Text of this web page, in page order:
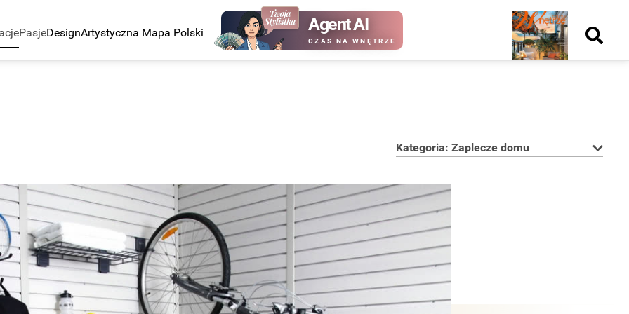
PasjeDesignArtystyczna Mapa Polski Agent AI
CZAS NA WNĘTRZE
Nowy
numer
kup ten
Kategoria: Zaplecze domu